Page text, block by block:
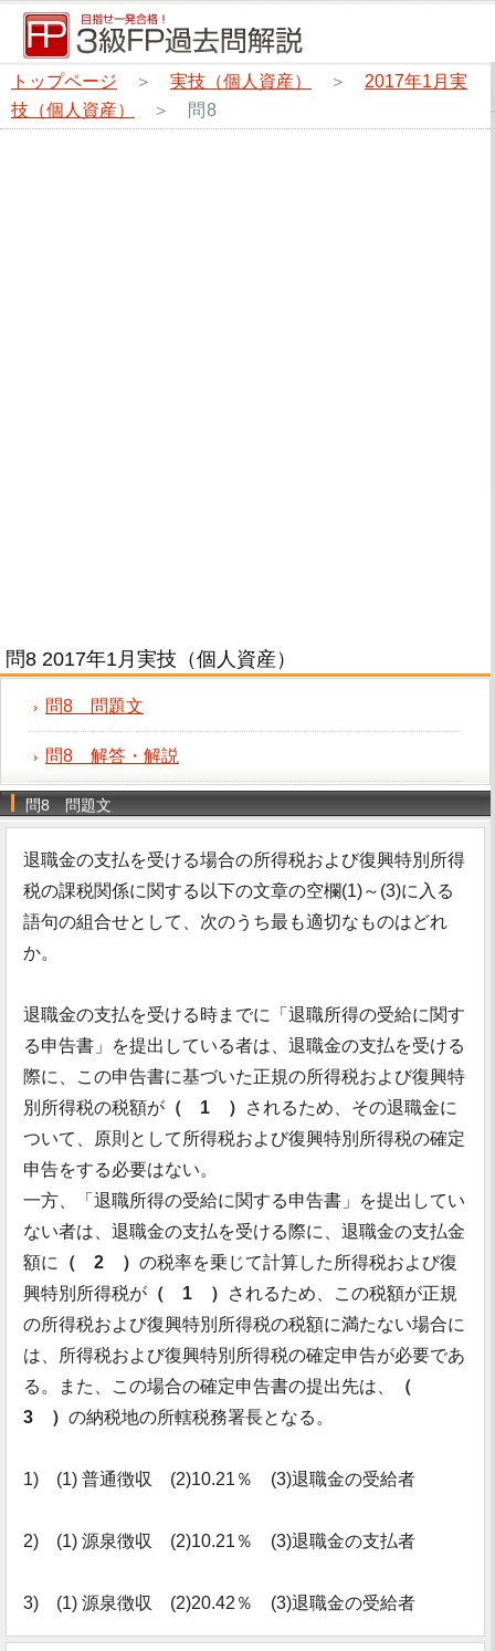
トップページ ＞ 実技（個人資産） ＞ 2017年1月実
技（個人資産）
＞ 問8
問8 2017年1月実技（個人資産）
問8 問題文
問8 解答・解説
問8 問題文
退職金の支払を受ける場合の所得税および復興特別所得
税の課税関係に関する以下の文章の空欄(1)～(3)に入る
語句の組合せとして、次のうち最も適切なものはどれ
か。
退職金の支払を受ける時までに「退職所得の受給に関す
る申告書」を提出している者は、退職金の支払を受ける
際に、この申告書に基づいた正規の所得税および復興特
別所得税の税額が （ 1 ）
されるため、その退職金に
ついて、原則として所得税および復興特別所得税の確定
申告をする必要はない。
一方、「退職所得の受給に関する申告書」を提出してい
ない者は、退職金の支払を受ける際に、退職金の支払金
額に
（ 2 ） の税率を乗じて計算した所得税および復
興特別所得税が （ 1 ）
されるため、この税額が正規
の所得税および復興特別所得税の税額に満たない場合に
は、所得税および復興特別所得税の確定申告が必要であ
る。また、この場合の確定申告書の提出先は、
（
3 ） の納税地の所轄税務署長となる。
1) (1) 普通徴収 (2)10.21％ (3)退職金の受給者
2) (1) 源泉徴収 (2)10.21％ (3)退職金の支払者
3) (1) 源泉徴収 (2)20.42％ (3)退職金の受給者